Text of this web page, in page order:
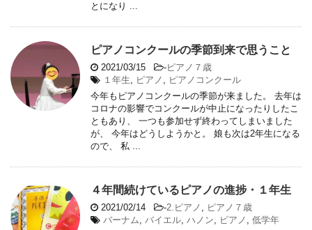
とになり ...
ピアノコンクールの季節到来で思うこと
2021/03/15 -ピアノ７歳
１年生, ピアノ , ピアノコンクール
今年もピアノコンクールの季節が来ました。 去年は
コロナの影響でコンクールが中止になったりしたこ
ともあり、 一つも参加せず終わってしまいました
が、 今年はどうしようかと。 娘も次は2年生になる
ので、 私 ...
４年間続けているピアノの進捗・１年生
2021/02/14 -2.ピアノ , ピアノ７歳
バーナム, バイエル, ハノン, ピアノ , 低学年